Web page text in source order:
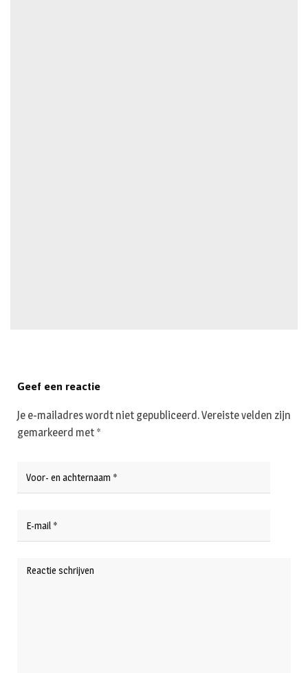
Geef een reactie
Je e-mailadres wordt niet gepubliceerd.Vereiste velden zijn
gemarkeerd met *